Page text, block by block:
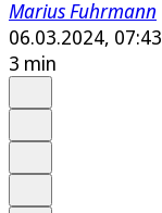
Marius Fuhrmann
06.03.2024,
3 min